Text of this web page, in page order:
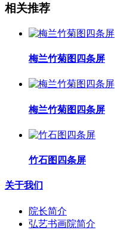
相关推荐
梅兰竹菊图四条屏
梅兰竹菊图四条屏
竹石图四条屏
关于我们
院长简介
弘艺书画院简介